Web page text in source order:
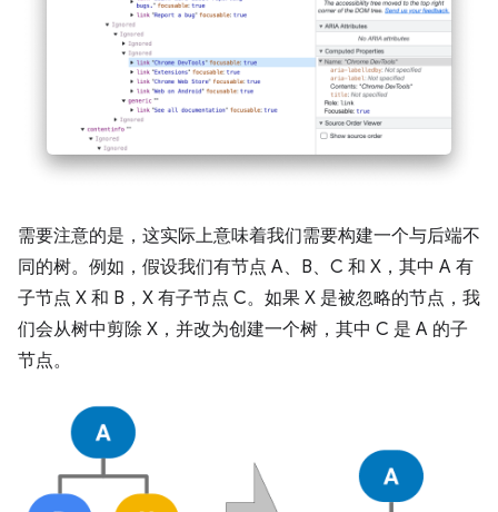
需要注意的是，这实际上意味着我们需要构建一个与后端不
同的树。例如，假设我们有节点 A、B、C 和 X，其中 A 有
子节点 X 和 B，X 有子节点 C。如果 X 是被忽略的节点，我
们会从树中剪除 X，并改为创建一个树，其中 C 是 A 的子
节点。